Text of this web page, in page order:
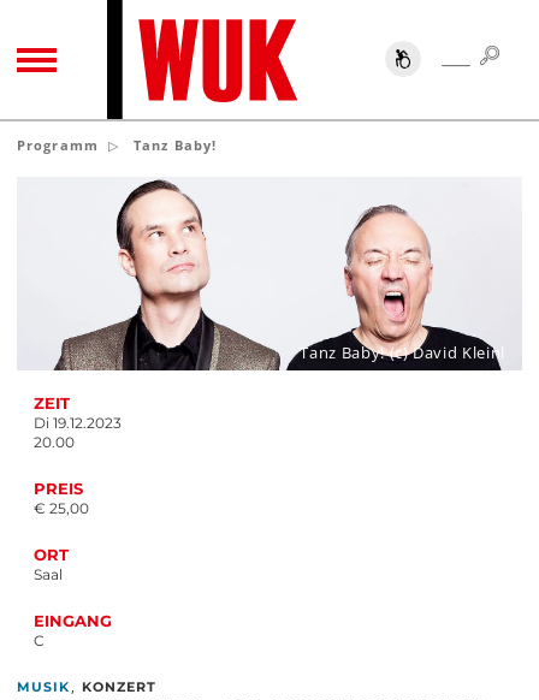
TOGGLE NAVIGATION SUCHE
Programm Tanz Baby!
ZEIT
Di 19.12.2023
20.00
PREIS
€ 25,00
ORT
Saal
EINGANG
C
Tanz Baby! (c) David Kleinl
MUSIK , KONZERT